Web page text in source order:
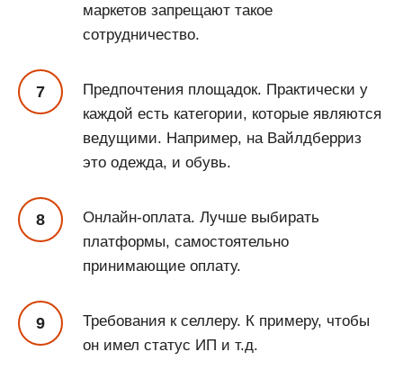
маркетов запрещают такое
сотрудничество.
Предпочтения площадок. Практически у
каждой есть категории, которые являются
ведущими. Например, на Вайлдберриз
это одежда, и обувь.
Онлайн-оплата. Лучше выбирать
платформы, самостоятельно
принимающие оплату.
Требования к селлеру. К примеру, чтобы
он имел статус ИП и т.д.